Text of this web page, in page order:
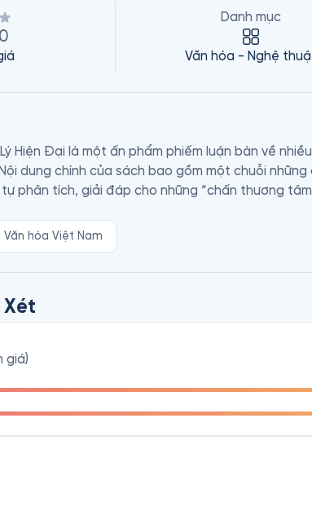
Danh mục
Văn hóa - Nghệ
Hiện Đại là một ấn phẩm phiếm luận bàn về
dung chính của sách bao gồm một chuỗi
phân tích, giải đáp cho những “chấn thương
Văn hóa Việt Nam
Xét
giá)